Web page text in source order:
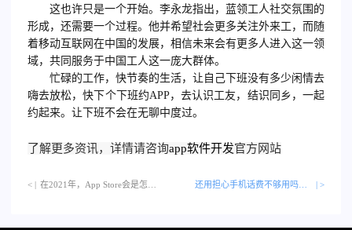
这也许只是一个开始。李永龙指出，蓝领工人社交氛围的
形成，还需要一个过程。他并希望社会更多关注外来工，而随
着移动互联网在中国的发展，相信未来会有更多人进入这一领
域，共同服务于中国工人这一庞大群体。
忙碌的工作，快节奏的生活，让自己下班没有多少闲情去
嗨去放松，快下个下班约APP，去认识工友，结识同乡，一起
约起来。让下班不会在无聊中度过。
了解更多资讯，详情请咨询app软件开发官方网站
< | | >